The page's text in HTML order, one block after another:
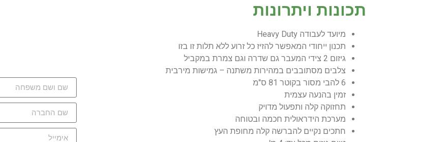
תכונות ויתרונות
מיועד לעבודה Heavy Duty
תכנון ייחודי המאפשר להזיז כל זרוע ללא תלות זו בזו
גיזום 2 צידי המעבר גם שדרה וגם צמרת במקביל
צלבים מסתובבים במהירות משתנה – גמישות מירבית
6 להבי מסור בקוטר 81 ס"מ
זמין בהנעה עצמית
תחזוקה קלה ותפעול מדויק
מערכת הידראולית חכמה ובטוחה
חתכים נקיים להברשה קלה מחופת העץ